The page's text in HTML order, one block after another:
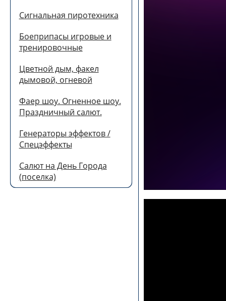
Сигнальная пиротехника
Боеприпасы игровые и
тренировочные
Цветной дым, факел
дымовой, огневой
Фаер шоу. Огненное шоу.
Праздничный салют.
Генераторы эффектов /
Спецэффекты
Салют на День Города
(поселка)